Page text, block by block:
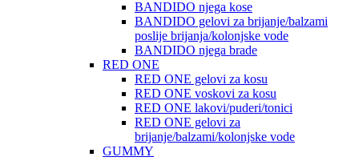
BANDIDO njega kose
BANDIDO gelovi za brijanje/balzami
poslije brijanja/kolonjske vode
BANDIDO njega brade
RED ONE
RED ONE gelovi za kosu
RED ONE voskovi za kosu
RED ONE lakovi/puderi/tonici
RED ONE gelovi za
brijanje/balzami/kolonjske vode
GUMMY